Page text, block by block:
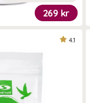
269 kr
4.1